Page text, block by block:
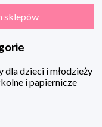
sklepów
dla dzieci i młodzieży
i papiernicze